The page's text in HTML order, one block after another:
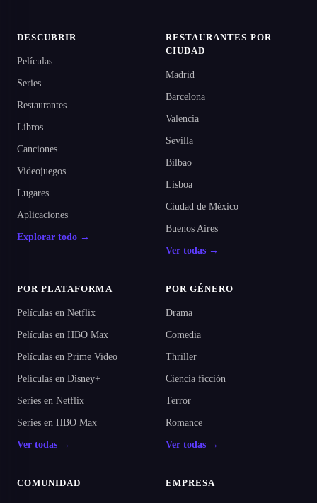
DESCUBRIR
Películas
Series
Restaurantes
Libros
Canciones
Videojuegos
Lugares
Aplicaciones
Explorar todo →
RESTAURANTES POR
CIUDAD
Madrid
Barcelona
Valencia
Sevilla
Bilbao
Lisboa
Ciudad de México
Buenos Aires
Ver todas →
POR PLATAFORMA
Películas en Netflix
Películas en HBO Max
Películas en Prime Video
Películas en Disney+
Series en Netflix
Series en HBO Max
Ver todas →
POR GÉNERO
Drama
Comedia
Thriller
Ciencia ficción
Terror
Romance
Ver todas →
COMUNIDAD EMPRESA